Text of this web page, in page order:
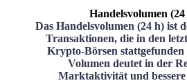
Handelsvolumen
Das Handelsvolumen (24 h) ist
Transaktionen, die in den
Krypto-Börsen stattgefunden
Volumen deutet in der
Marktaktivität und